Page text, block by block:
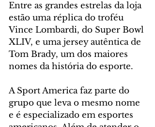
Entre as grandes estrelas da loja
estão uma réplica do troféu
Vince Lombardi, do Super Bowl
XLIV, e uma jersey autêntica de
Tom Brady, um dos maiores
nomes da história do esporte.
A Sport America faz parte do
grupo que leva o mesmo nome
e é especializado em esportes